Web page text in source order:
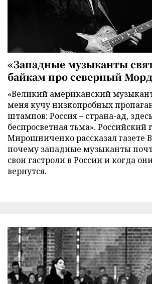
«Западные музыканты
байкам про северный
«Великий американский
меня кучу низкопробных
штампов: Россия – страна-ад,
беспросветная тьма». Российский
Мирошниченко рассказал газете
почему западные музыканты
свои гастроли в России и когда
вернутся.